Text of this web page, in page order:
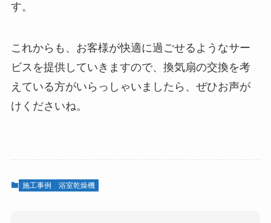
す。
これからも、お客様が快適に過ごせるようなサー
ビスを提供していきますので、換気扇の交換を考
えている方がいらっしゃいましたら、ぜひお声が
けくださいね。
施工事例 浴室乾燥機